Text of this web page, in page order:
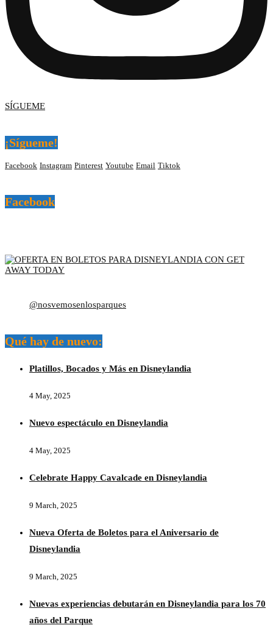
SÍGUEME
¡Sígueme!
Facebook Instagram Pinterest Youtube Email Tiktok
Facebook
@nosvemosenlosparques
Qué hay de nuevo:
Platillos, Bocados y Más en Disneylandia
4 May, 2025
Nuevo espectáculo en Disneylandia
4 May, 2025
Celebrate Happy Cavalcade en Disneylandia
9 March, 2025
Nueva Oferta de Boletos para el Aniversario de
Disneylandia
9 March, 2025
Nuevas experiencias debutarán en Disneylandia para los 70
años del Parque